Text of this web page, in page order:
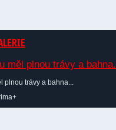
plnou trávy a bahna...